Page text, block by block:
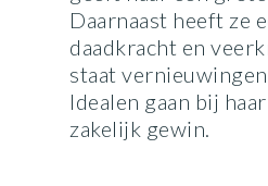
Daarnaast heeft ze
daadkracht en
staat
Idealen gaan bij
zakelijk gewin.